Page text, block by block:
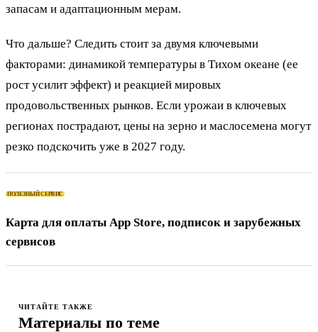
запасам и адаптационным мерам.
Что дальше? Следить стоит за двумя ключевыми
факторами: динамикой температуры в Тихом океане (ее
рост усилит эффект) и реакцией мировых
продовольственных рынков. Если урожаи в ключевых
регионах пострадают, цены на зерно и маслосемена могут
резко подскочить уже в 2027 году.
ПОЛЕЗНЫЙ СЕРВИС
Карта для оплаты App Store, подписок и зарубежных
сервисов
ЧИТАЙТЕ ТАКЖЕ
Материалы по теме